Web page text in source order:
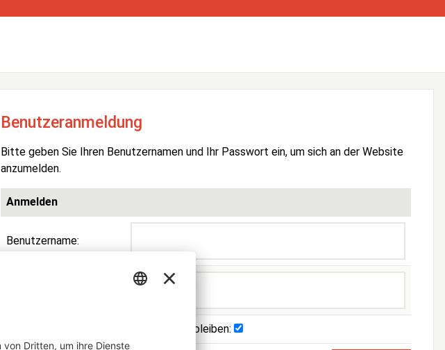
Benutzeranmeldung
Bitte geben Sie Ihren Benutzernamen und Ihr Passwort ein, um sich an der Website
anzumelden.
Anmelden
Benutzername:
Angemeldet bleiben: